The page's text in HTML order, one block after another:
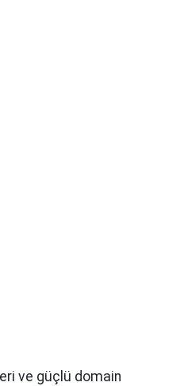
ve güçlü domain